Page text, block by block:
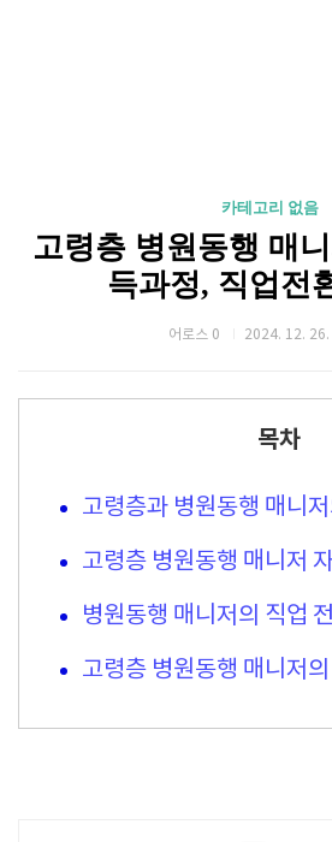
카테고리 없음
고령층 병원동행 매
득과정, 직업전
어로스 0 2024. 12.
목차
고령층과 병원동행 매니
고령층 병원동행 매니저
병원동행 매니저의 직업
고령층 병원동행 매니저